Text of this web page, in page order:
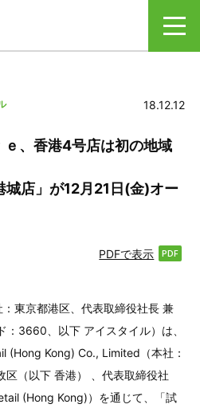
18.12.12
ｅ、香港4号店は初の地域
城店」が12月21日(金)オー
PDFで表示
東京都港区、代表取締役社長 兼
：3660、以下 アイスタイル）は、
(Hong Kong) Co., Limited（本社：
区（以下 香港） 、代表取締役社
(Hong Kong)）を通じて、「試